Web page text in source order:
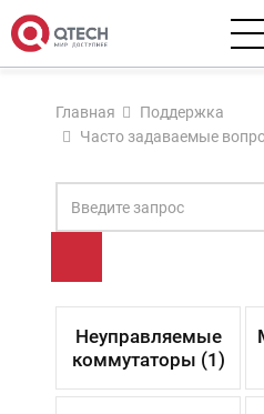
Главная
Поддержка
Часто задаваемые
Неуправляемые
коммутаторы (1)